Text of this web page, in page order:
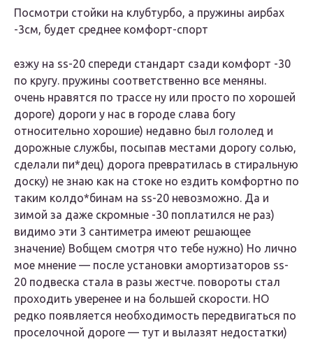
Посмотри стойки на клубтурбо, а пружины аирбах
-3см, будет среднее комфорт-спорт
езжу на ss-20 спереди стандарт сзади комфорт -30
по кругу. пружины соответственно все меняны.
очень нравятся по трассе ну или просто по хорошей
дороге) дороги у нас в городе слава богу
относительно хорошие) недавно был гололед и
дорожные службы, посыпав местами дорогу солью,
сделали пи*дец) дорога превратилась в стиральную
доску) не знаю как на стоке но ездить комфортно по
таким колдо*бинам на ss-20 невозможно. Да и
зимой за даже скромные -30 поплатился не раз)
видимо эти 3 сантиметра имеют решающее
значение) Вобщем смотря что тебе нужно) Но лично
мое мнение — после установки амортизаторов ss-
20 подвеска стала в разы жестче. повороты стал
проходить уверенее и на большей скорости. НО
редко появляется необходимость передвигаться по
проселочной дороге — тут и вылазят недостатки)